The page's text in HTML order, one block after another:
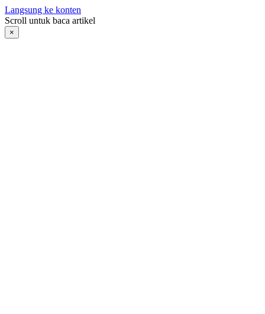
Langsung ke konten
Scroll untuk baca artikel
×